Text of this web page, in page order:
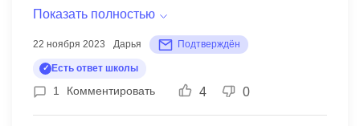
управления персоналом было полезным и
понять сложности, связанные с
взаимодействием с людьми в организациях, и
предоставило практические инструменты для
эффективного управления командами. Одним из
Показать полностью
22 ноября 2023 Дарья Подтверждён
Есть ответ школы
1 Комментировать 4 0